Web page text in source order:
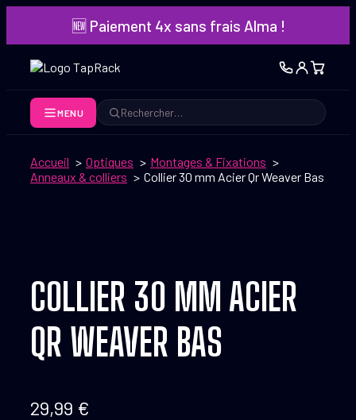
contenu
🆕 Paiement 4x sans frais Alma !
MENU Rechercher
Accueil Optiques
Montages & Fixations
Anneaux & colliers
Collier 30 mm Acier Qr Weaver Bas
COLLIER 30 MM ACIER
QR WEAVER BAS
29,99 €